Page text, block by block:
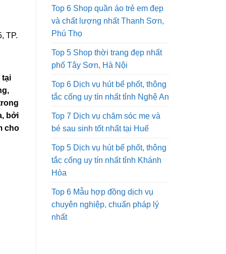
TP.
tại
bởi
cho
Top 6 Shop quần áo trẻ em đẹp
và chất lượng nhất Thanh Sơn,
Phú Thọ
Top 5 Shop thời trang đẹp nhất
phố Tây Sơn, Hà Nội
Top 6 Dịch vụ hút bể phốt, thông
tắc cống uy tín nhất tỉnh Nghệ An
Top 7 Dịch vụ chăm sóc mẹ và
bé sau sinh tốt nhất tại Huế
Top 5 Dịch vụ hút bể phốt, thông
tắc cống uy tín nhất tỉnh Khánh
Hòa
Top 6 Mẫu hợp đồng dịch vụ
chuyên nghiệp, chuẩn pháp lý
nhất